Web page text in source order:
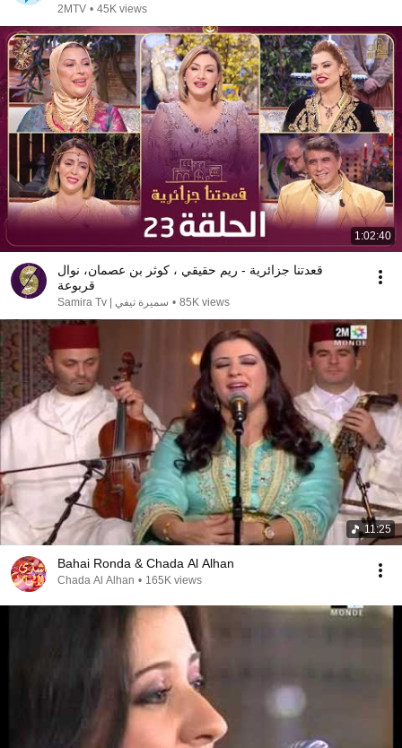
2MTV • 45K views
1:02:40
قعدتنا جزائرية - ريم حقيقي ، كوثر بن عصمان، نوال
قربوعة
سميرة تيفي | Samira Tv • 85K views
11:25
Bahai Ronda & Chada Al Alhan
Chada Al Alhan • 165K views